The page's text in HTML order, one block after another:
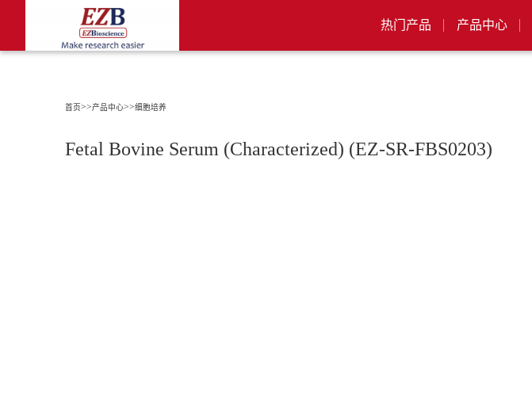
热门产品 产品中心
首页>>产品中心>>细胞培养
Fetal Bovine Serum (Characterized) (EZ-SR-FBS0203)